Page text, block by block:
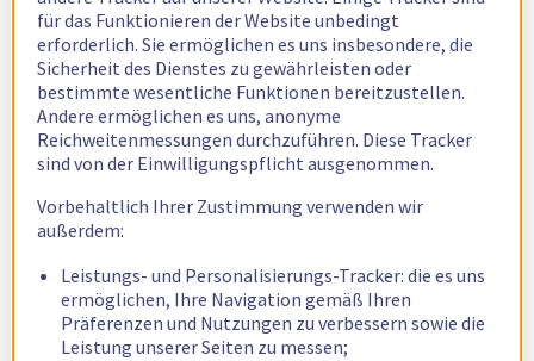
für das Funktionieren der Website unbedingt
erforderlich. Sie ermöglichen es uns insbesondere, die
Sicherheit des Dienstes zu gewährleisten oder
bestimmte wesentliche Funktionen bereitzustellen.
Andere ermöglichen es uns, anonyme
Reichweitenmessungen durchzuführen. Diese Tracker
sind von der Einwilligungspflicht ausgenommen.
Vorbehaltlich Ihrer Zustimmung verwenden wir
außerdem:
Leistungs- und Personalisierungs-Tracker: die es uns
ermöglichen, Ihre Navigation gemäß Ihren
Präferenzen und Nutzungen zu verbessern sowie die
Leistung unserer Seiten zu messen;